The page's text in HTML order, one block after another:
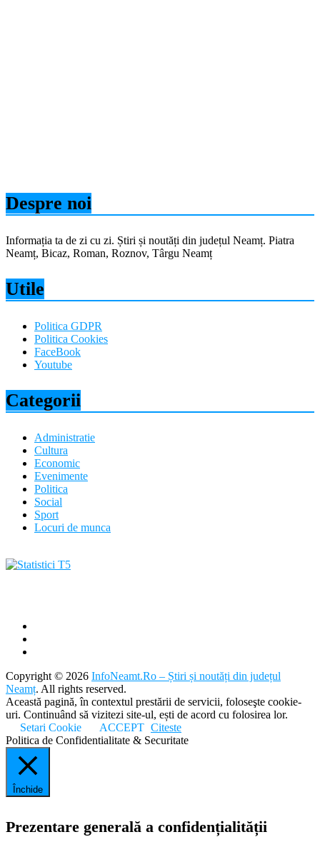
Despre noi
Informația ta de zi cu zi. Știri și noutăți din județul Neamț. Piatra
Neamț, Bicaz, Roman, Roznov, Târgu Neamț
Utile
Politica GDPR
Politica Cookies
FaceBook
Youtube
Categorii
Administratie
Cultura
Economic
Evenimente
Politica
Social
Sport
Locuri de munca
Copyright © 2026 InfoNeamt.Ro – Știri și noutăți din județul
Neamț. All rights reserved.
Această pagină, în contextul prestării de servicii, foloseşte cookie-
uri. Continuând să vizitezi site-ul, ești de acord cu folosirea lor.
Setari Cookie
ACCEPT Citeste
Politica de Confidentialitate & Securitate
Închide
Prezentare generală a confidențialității